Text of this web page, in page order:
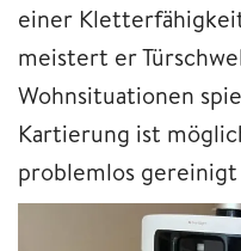
einer
meistert er
Wohnsituationen
Kartierung ist
problemlos